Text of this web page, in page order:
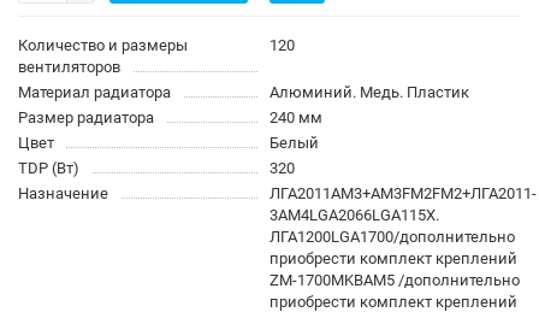
Количество и размеры
вентиляторов
120
Материал радиатора
Алюминий. Медь. Пластик
Размер радиатора
240 мм
Цвет
Белый
TDP (Вт)
320
Назначение
ЛГА2011АМ3+АМ3FM2FM2+ЛГА2011-
3АМ4LGA2066LGA115X.
ЛГА1200LGA1700/дополнительно
приобрести комплект креплений
ZM-1700MKBAM5 /дополнительно
приобрести комплект креплений